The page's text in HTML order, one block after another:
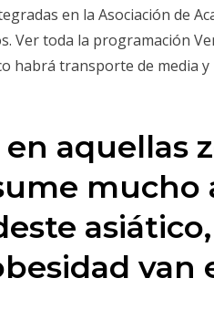
en la Asociación de
Ver toda la programación
habrá transporte de media
en aquellas
mucho
van